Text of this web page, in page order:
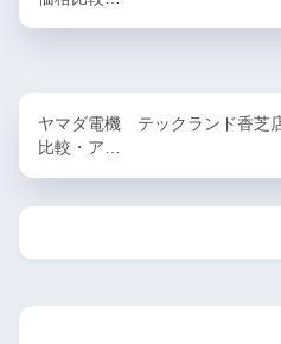
ヤマダ電機 テックランド香芝
比較・ア…